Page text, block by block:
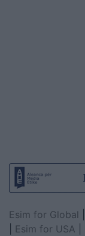
Esim for Global
Esim for USA